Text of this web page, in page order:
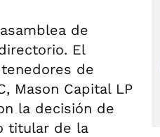
de
El
de
Mason Capital LP
la decisión de
titular de la